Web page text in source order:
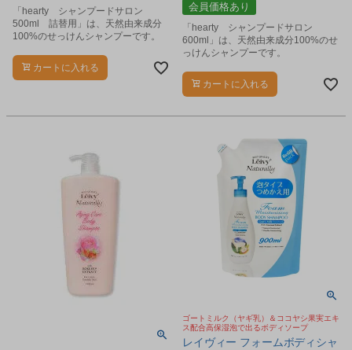
「hearty シャンプードサロン
500ml 詰替用」は、天然由来成分
100%のせっけんシャンプーです。
カートに入れる
会員価格あり
「hearty シャンプードサロン
600ml」は、天然由来成分100%のせ
っけんシャンプーです。
カートに入れる
ゴートミルク（ヤギ乳）＆ココヤシ果実エキ
ス配合高保湿泡で出るボディソープ
レイヴィー フォームボディシャ